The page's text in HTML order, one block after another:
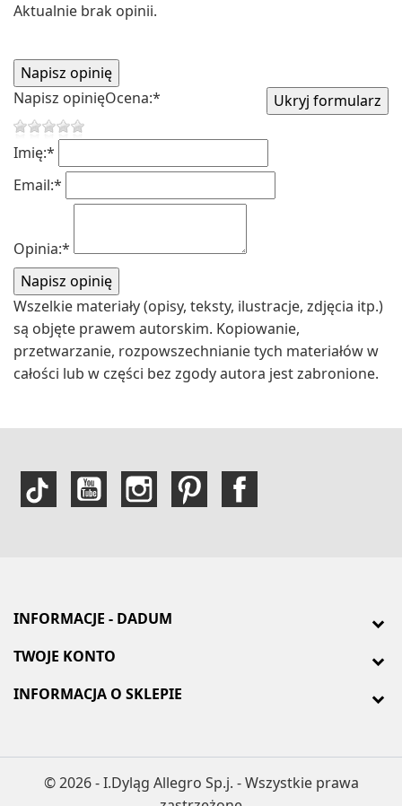
Aktualnie brak opinii.
Napisz opinięOcena:*
Imię:*
Email:*
Opinia:*
Wszelkie materiały (opisy, teksty, ilustracje, zdjęcia itp.)
są objęte prawem autorskim. Kopiowanie,
przetwarzanie, rozpowszechnianie tych materiałów w
całości lub w części bez zgody autora jest zabronione.
INFORMACJE - DADUM
TWOJE KONTO
INFORMACJA O SKLEPIE
© 2026 - I.Dyląg Allegro Sp.j. - Wszystkie prawa